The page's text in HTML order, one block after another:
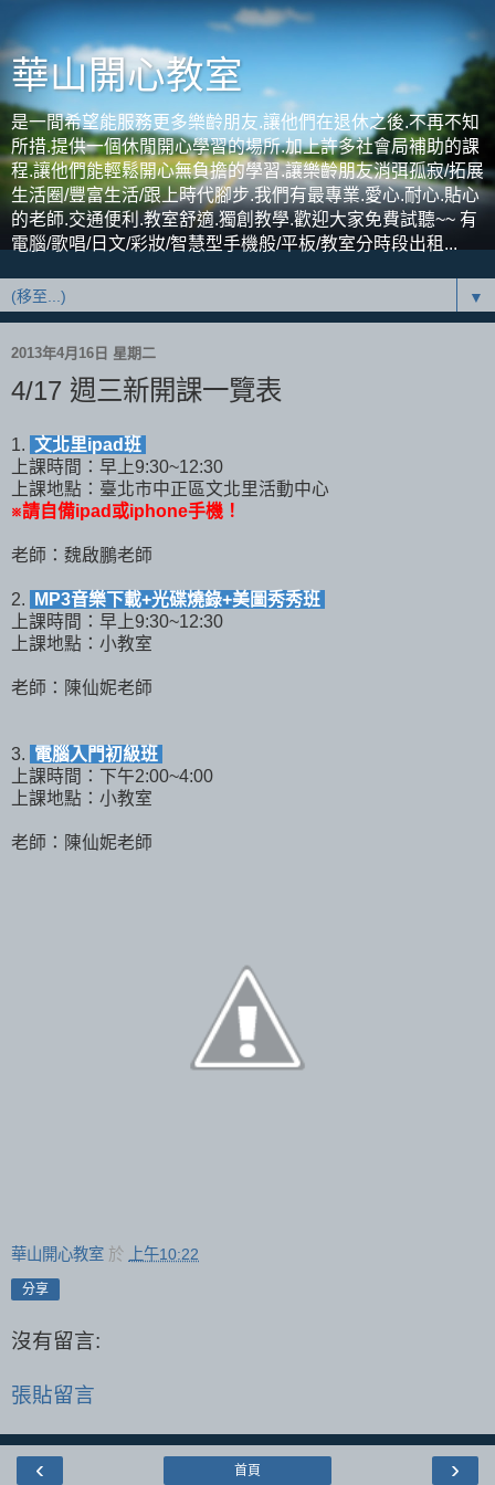
華山開心教室
是一間希望能服務更多樂齡朋友.讓他們在退休之後.不再不知
所措.提供一個休閒開心學習的場所.加上許多社會局補助的課
程.讓他們能輕鬆開心無負擔的學習.讓樂齡朋友消弭孤寂/拓展
生活圈/豐富生活/跟上時代腳步.我們有最專業.愛心.耐心.貼心
的老師.交通便利.教室舒適.獨創教學.歡迎大家免費試聽~~ 有
電腦/歌唱/日文/彩妝/智慧型手機般/平板/教室分時段出租...
▼
2013年4月16日 星期二
4/17 週三新開課一覽表
1. 文北里ipad班
上課時間：早上9:30~12:30
上課地點：臺北市中正區文北里活動中心
※請自備ipad或iphone手機！
老師：魏啟鵬老師
2.
MP3音樂下載+光碟燒錄+美圖秀秀班
上課時間：早上9:30~12:30
上課地點：小教室
老師：陳仙妮老師
3. 電腦入門初級班
上課時間：下午2:00~4:00
上課地點：小教室
老師：陳仙妮老師
華山開心教室 於 上午10:22
分享
沒有留言:
張貼留言
‹ ›
首頁